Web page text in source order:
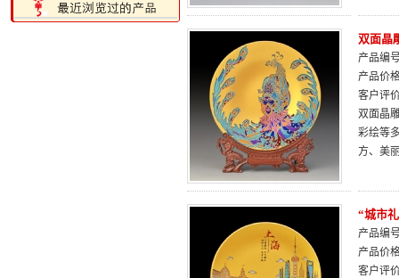
双面晶
产品编
产品价
客户评
双面晶
彩绘等
方、美
“城市
产品编
产品价
客户评